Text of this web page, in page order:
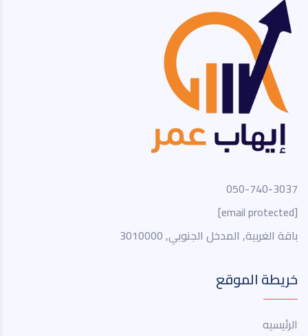
050-740-3037
[email protected]
باقة الغربية, المدخل الجنوبي, 3010000
خريطة الموقع
الرئيسيه